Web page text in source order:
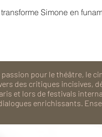
Simone en
pour le théâtre, le
des critiques incisives,
et lors de festivals
enrichissants.